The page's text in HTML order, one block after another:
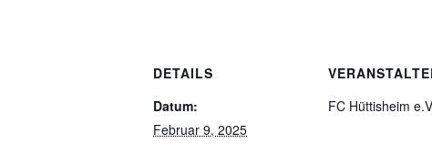
DETAILS
Datum:
Februar 9, 2025
FC Hüttisheim